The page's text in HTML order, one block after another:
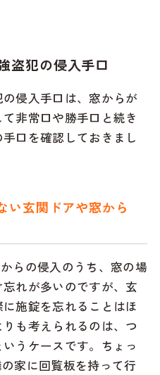
盗犯の侵入手口
侵入手口は、窓からが
非常口や勝手口と続き
口を確認しておきまし
玄関ドアや窓から
らの侵入のうち、窓の場
れが多いのですが、玄
施錠を忘れることはほ
も考えられるのは、つ
うケースです。ちょっ
家に回覧板を持って行